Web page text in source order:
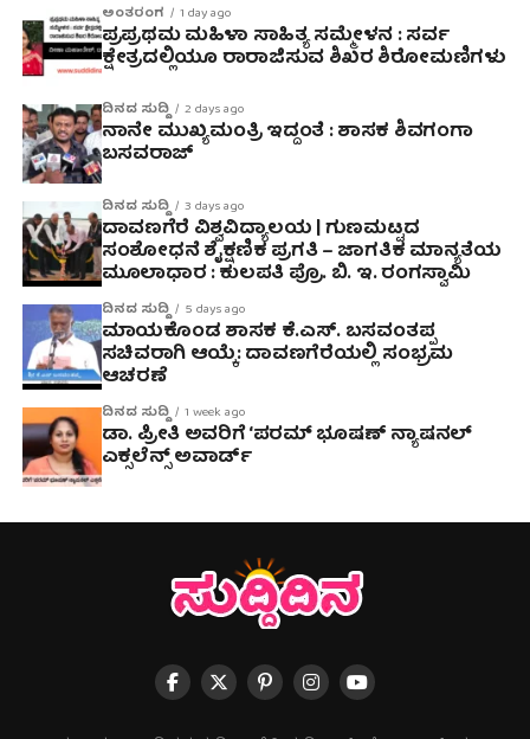
ಅಂತರಂಗ 1 day ago
ಪ್ರಪ್ರಥಮ ಮಹಿಳಾ ಸಾಹಿತ್ಯ ಸಮ್ಮೇಳನ : ಸರ್ವ
ಕ್ಷೇತ್ರದಲ್ಲಿಯೂ ರಾರಾಜಿಸುವ ಶಿಖರ ಶಿರೋಮಣಿಗಳು
ದಿನದ ಸುದ್ದಿ 2 days ago
ನಾನೇ ಮುಖ್ಯಮಂತ್ರಿ ಇದ್ದಂತೆ : ಶಾಸಕ ಶಿವಗಂಗಾ
ಬಸವರಾಜ್
ದಿನದ ಸುದ್ದಿ 3 days ago
ದಾವಣಗೆರೆ ವಿಶ್ವವಿದ್ಯಾಲಯ | ಗುಣಮಟ್ಟದ
ಸಂಶೋಧನೆ ಶೈಕ್ಷಣಿಕ ಪ್ರಗತಿ – ಜಾಗತಿಕ ಮಾನ್ಯತೆಯ
ಮೂಲಾಧಾರ : ಕುಲಪತಿ ಪ್ರೊ. ಬಿ. ಇ. ರಂಗಸ್ವಾಮಿ
ದಿನದ ಸುದ್ದಿ 5 days ago
ಮಾಯಕೊಂಡ ಶಾಸಕ ಕೆ.ಎಸ್. ಬಸವಂತಪ್ಪ
ಸಚಿವರಾಗಿ ಆಯ್ಕೆ: ದಾವಣಗೆರೆಯಲ್ಲಿ ಸಂಭ್ರಮ
ಆಚರಣೆ
ದಿನದ ಸುದ್ದಿ 1 week ago
ಡಾ. ಪ್ರೀತಿ ಅವರಿಗೆ ‘ಪರಮ್ ಭೂಷಣ್ ನ್ಯಾಷನಲ್
ಎಕ್ಸಲೆನ್ಸ್ ಅವಾರ್ಡ್